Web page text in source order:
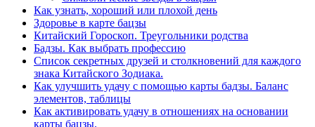
Как узнать, хороший или плохой день
Здоровье в карте бацзы
Китайский Гороскоп. Треугольники родства
Бадзы. Как выбрать профессию
Список секретных друзей и cтолкновений для каждого
знака Китайского Зодиака.
Как улучшить удачу с помощью карты бадзы. Баланс
элементов, таблицы
Как активировать удачу в отношениях на основании
карты бацзы.